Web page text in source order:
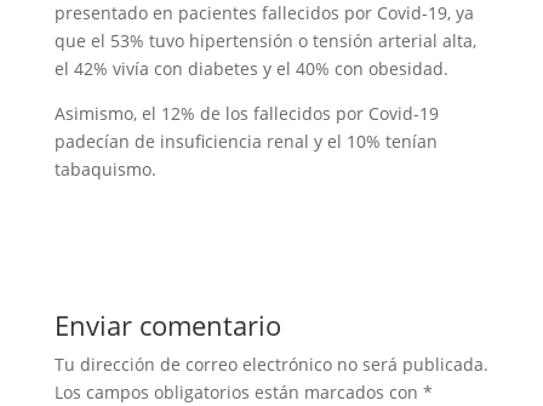
presentado en pacientes fallecidos por Covid-19, ya
que el 53% tuvo hipertensión o tensión arterial alta,
el 42% vivía con diabetes y el 40% con obesidad.
Asimismo, el 12% de los fallecidos por Covid-19
padecían de insuficiencia renal y el 10% tenían
tabaquismo.
Enviar comentario
Tu dirección de correo electrónico no será publicada.
Los campos obligatorios están marcados con *